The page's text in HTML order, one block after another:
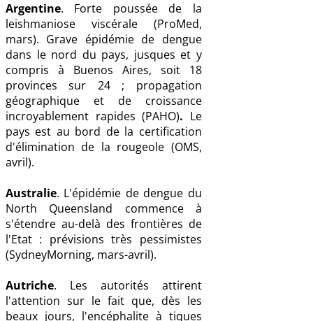
Argentine. Forte poussée de la
leishmaniose viscérale (ProMed,
mars). Grave épidémie de dengue
dans le nord du pays, jusques et y
compris à Buenos Aires, soit 18
provinces sur 24 ; propagation
géographique et de croissance
incroyablement rapides (PAHO). Le
pays est au bord de la certification
d'élimination de la rougeole (OMS,
avril).
Australie. L'épidémie de dengue du
North Queensland commence à
s'étendre au-delà des frontières de
l'Etat : prévisions très pessimistes
(SydneyMorning, mars-avril).
Autriche. Les autorités attirent
l'attention sur le fait que, dès les
beaux jours, l'encéphalite à tiques